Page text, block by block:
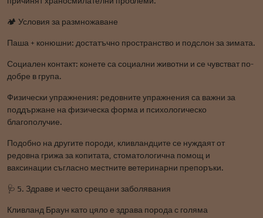
🏕️ Условия за размножаване
Паша + конюшни: достатъчно пространство и подслон за зимата.
Социален контакт: конете са социални животни и се чувстват по-
добре в група.
Физически упражнения: редовните упражнения са важни за
поддържане на физическа форма и психологическо
благополучие.
Подобно на другите породи, кливландците се нуждаят от
редовна грижа за копитата, стоматологична помощ и
ваксинации съгласно местните ветеринарни препоръки.
🩺 5. Здраве и често срещани заболявания
Кливланд Браун като цяло е здрава порода с голяма